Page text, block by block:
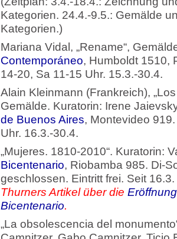
Kategorien. 24.4.-9.5.: Gemälde
Kategorien.)
Mariana Vidal, „Rename“,
Contemporáneo, Humboldt 1510,
14-20, Sa 11-15 Uhr. 15.3.-30.4.
Alain Kleinmann (Frankreich),
Gemälde. Kuratorin: Irene
de Buenos Aires, Montevideo
Uhr. 16.3.-30.4.
„Mujeres. 1810-2010“. Kuratorin:
Bicentenario, Riobamba 985. Di-
geschlossen. Eintritt frei. Seit 16.3.
Thurners Artikel über die
Bicentenario.
„La obsolescencia del